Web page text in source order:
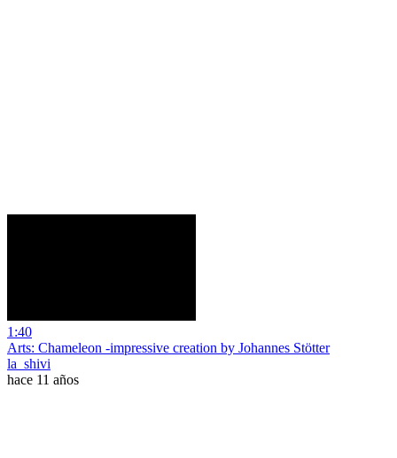
1:40
Arts: Chameleon -impressive creation by Johannes Stötter
la_shivi
hace 11 años